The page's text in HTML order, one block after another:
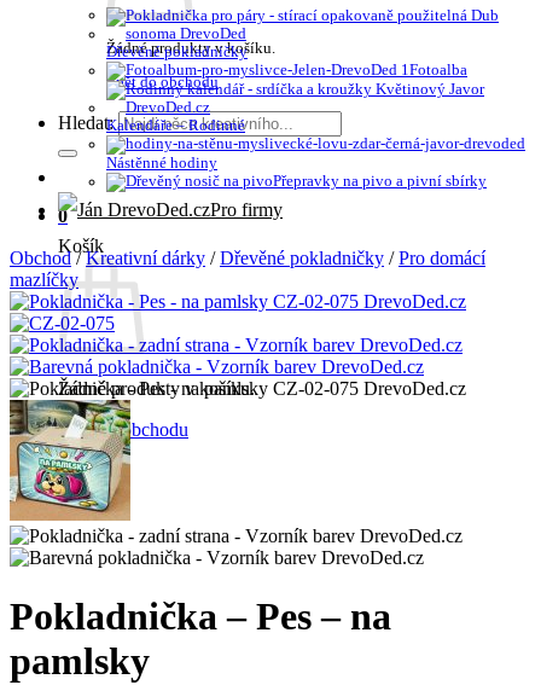
Žádné produkty v košíku.
Zpět do obchodu
Hledat:
0
Košík
Žádné produkty v košíku.
Zpět do obchodu
Dřevěné pokladničky
Fotoalba
Kalendáře – Rodinné
Nástěnné hodiny
Přepravky na pivo a pivní sbírky
Pro firmy
Obchod / Kreativní dárky / Dřevěné pokladničky / Pro domácí
mazlíčky
Pokladnička – Pes – na
pamlsky